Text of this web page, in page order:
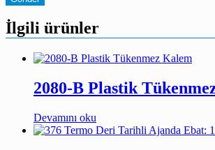
İlgili ürünler
2080-B Plastik
Devamını oku